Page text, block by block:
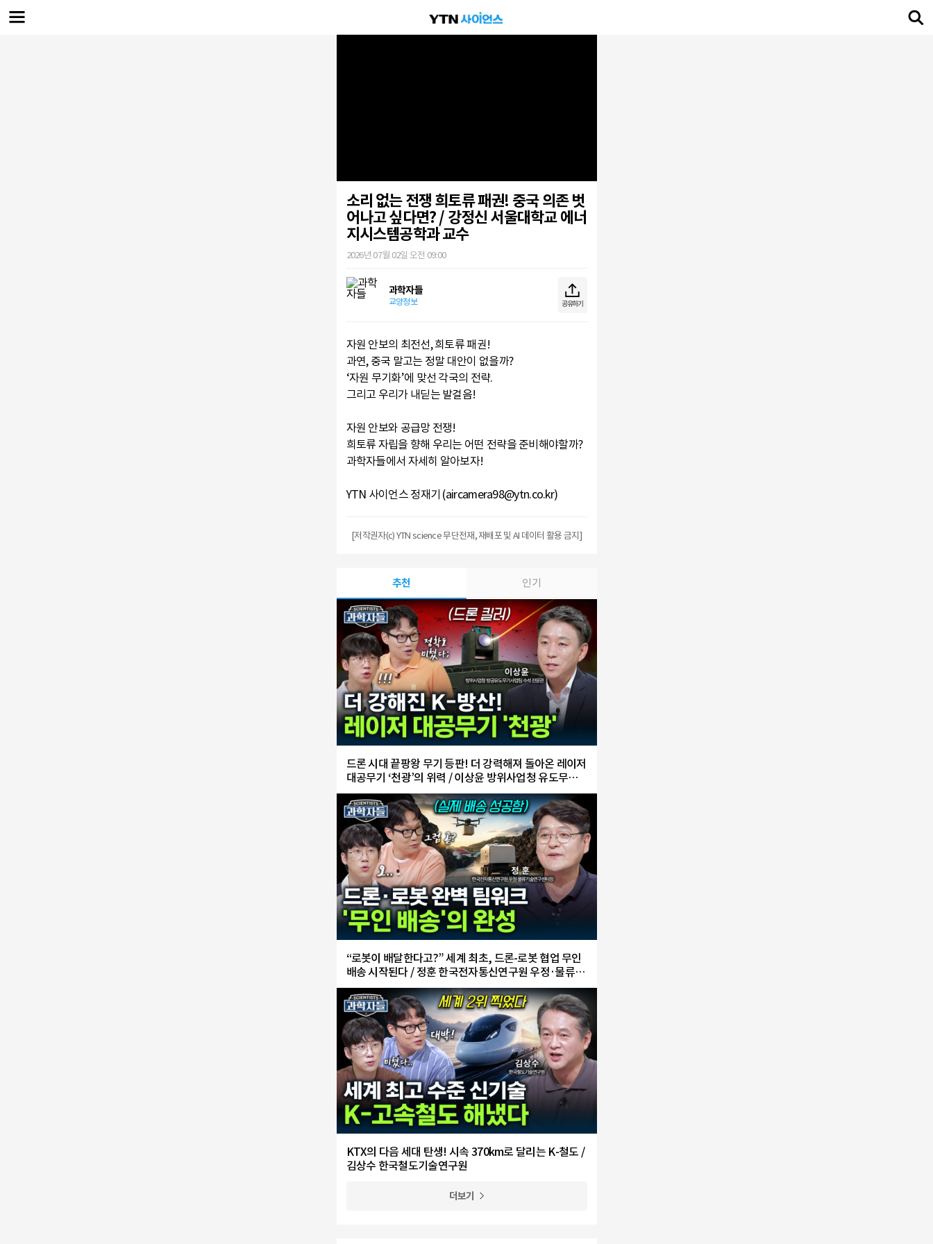
소리 없는 전쟁 희토류 패권! 중국 의존 벗
어나고 싶다면? / 강정신 서울대학교 에너
지시스템공학과 교수
2026년 07월 02일 오전 09:00
과학자들
교양정보 공유하기
자원 안보의 최전선, 희토류 패권!
과연, 중국 말고는 정말 대안이 없을까?
‘자원 무기화’에 맞선 각국의 전략.
그리고 우리가 내딛는 발걸음!
자원 안보와 공급망 전쟁!
희토류 자립을 향해 우리는 어떤 전략을 준비해야할까?
과학자들에서 자세히 알아보자!
YTN 사이언스 정재기 (aircamera98@ytn.co.kr)
[저작권자(c) YTN science 무단전재, 재배포 및 AI 데이터 활용 금지]
추천 인기
드론 시대 끝팡왕 무기 등판! 더 강력해져 돌아온 레이저
대공무기 ‘천광’의 위력 / 이상윤 방위사업청 유도무기
사업부 방공유도무기사업팀 수석 전문관
“로봇이 배달한다고?” 세계 최초, 드론-로봇 협업 무인
배송 시작된다 / 정훈 한국전자통신연구원 우정·물류기
술연구센터장
KTX의 다음 세대 탄생! 시속 370km로 달리는 K-철도 /
김상수 한국철도기술연구원
더보기